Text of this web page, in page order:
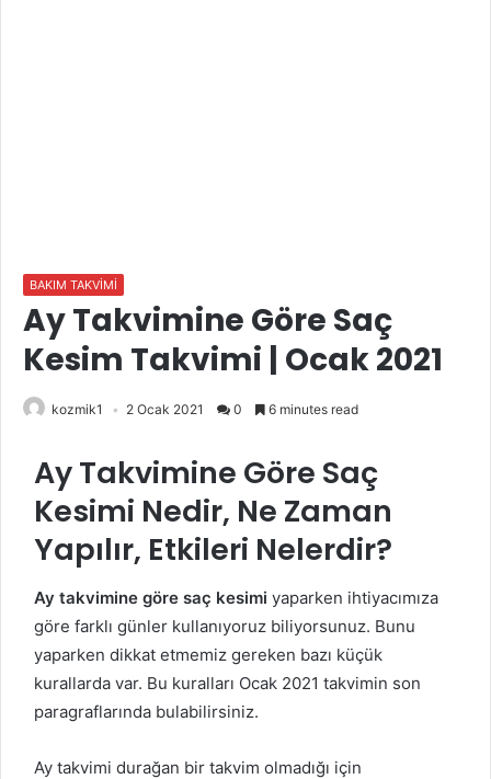
BAKIM TAKVİMİ
Ay Takvimine Göre Saç
Kesim Takvimi | Ocak 2021
kozmik1 2 Ocak 2021 0 6 minutes read
Ay Takvimine Göre Saç
Kesimi Nedir, Ne Zaman
Yapılır, Etkileri Nelerdir?
Ay takvimine göre saç kesimi yaparken ihtiyacımıza
göre farklı günler kullanıyoruz biliyorsunuz. Bunu
yaparken dikkat etmemiz gereken bazı küçük
kurallarda var. Bu kuralları Ocak 2021 takvimin son
paragraflarında bulabilirsiniz.
Ay takvimi durağan bir takvim olmadığı için